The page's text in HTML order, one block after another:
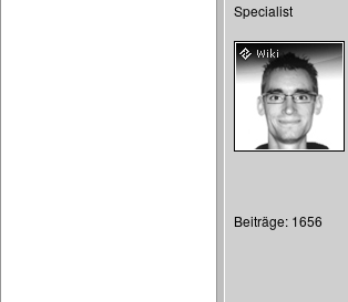
Specialist
Beiträge: 1656